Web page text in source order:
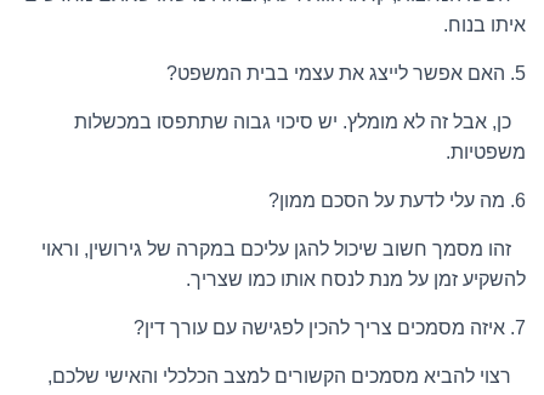
איתו בנוח.
5. האם אפשר לייצג את עצמי בבית המשפט?
כן, אבל זה לא מומלץ. יש סיכוי גבוה שתתפסו במכשלות
משפטיות.
6. מה עלי לדעת על הסכם ממון?
זהו מסמך חשוב שיכול להגן עליכם במקרה של גירושין, וראוי
להשקיע זמן על מנת לנסח אותו כמו שצריך.
7. איזה מסמכים צריך להכין לפגישה עם עורך דין?
רצוי להביא מסמכים הקשורים למצב הכלכלי והאישי שלכם,